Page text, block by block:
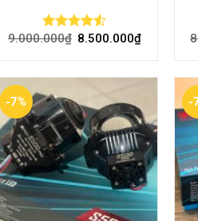
Rated
9.000.000₫ 8.500.000₫
-7% -